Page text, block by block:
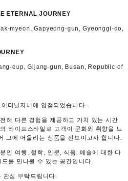
ETERNAL JOURNEY
myeon, Gapyeong-gun, Gyeonggi-do,
eup, Gijang-gun, Busan, Republic of
터널저니에 입점되었습니다.
혀 다른 경험을 제공하고 가치 있는 시간
라이프스타일로 고객이 문화와 취향을 느
그에 어울리는 상품을 선보이고자 합니다.
인 여행, 철학, 인문, 식음, 예술에 대한 다
를 만나볼 수 있는 공간입니다.
심 부탁드립니다.